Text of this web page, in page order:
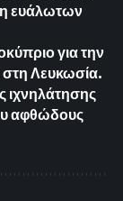
ευάλωτων
για την
Λευκωσία.
ιχνηλάτησης
αφθώδους